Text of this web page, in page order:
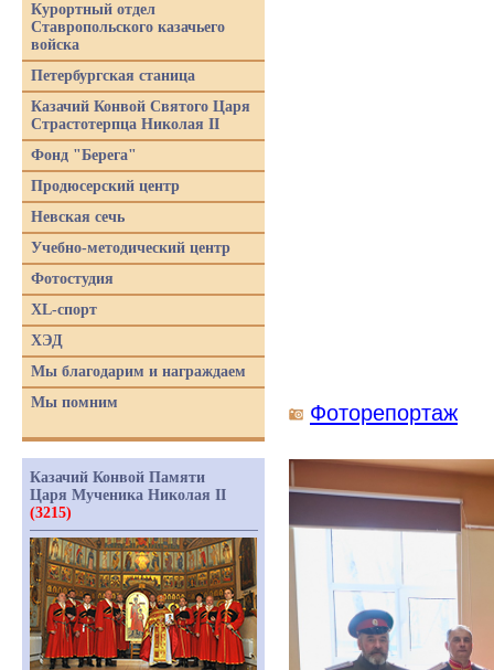
Фоторепортаж
Курортный отдел
Ставропольского казачьего
войска
Петербургская станица
Казачий Конвой Святого Царя
Страстотерпца Николая II
Фонд "Берега"
Продюсерский центр
Невская сечь
Учебно-методический центр
Фотостудия
XL-спорт
ХЭД
Мы благодарим и награждаем
Мы помним
Казачий Конвой Памяти
Царя Мученика Николая II
(3215)